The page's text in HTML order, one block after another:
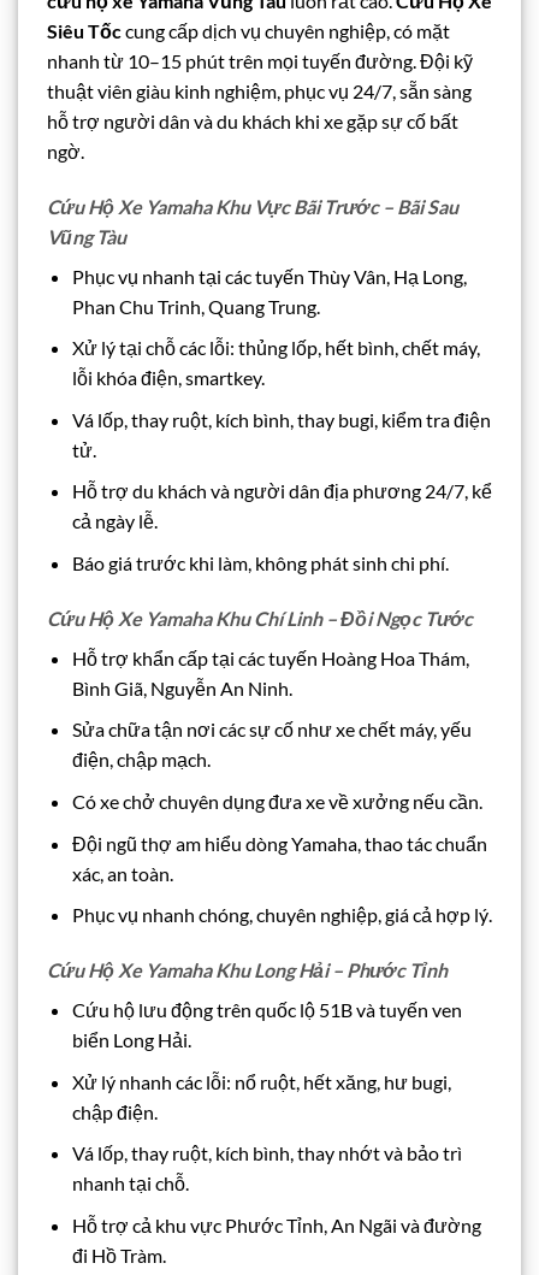
Siêu Tốccung cấp dịch vụ chuyên nghiệp, có mặt
nhanh từ 10–15 phút trên mọi tuyến đường. Đội kỹ
thuật viên giàu kinh nghiệm, phục vụ 24/7, sẵn sàng
hỗ trợ người dân và du khách khi xe gặp sự cố bất
ngờ.
Cứu Hộ Xe Yamaha Khu Vực Bãi Trước – Bãi Sau
Vũng Tàu
Phục vụ nhanh tại các tuyến Thùy Vân, Hạ Long,
Phan Chu Trinh, Quang Trung.
Xử lý tại chỗ các lỗi: thủng lốp, hết bình, chết máy,
lỗi khóa điện, smartkey.
Vá lốp, thay ruột, kích bình, thay bugi, kiểm tra điện
tử.
Hỗ trợ du khách và người dân địa phương 24/7, kể
cả ngày lễ.
Báo giá trước khi làm, không phát sinh chi phí.
Cứu Hộ Xe Yamaha Khu Chí Linh – Đồi Ngọc Tước
Hỗ trợ khẩn cấp tại các tuyến Hoàng Hoa Thám,
Bình Giã, Nguyễn An Ninh.
Sửa chữa tận nơi các sự cố như xe chết máy, yếu
điện, chập mạch.
Có xe chở chuyên dụng đưa xe về xưởng nếu cần.
Đội ngũ thợ am hiểu dòng Yamaha, thao tác chuẩn
xác, an toàn.
Phục vụ nhanh chóng, chuyên nghiệp, giá cả hợp lý.
Cứu Hộ Xe Yamaha Khu Long Hải – Phước Tỉnh
Cứu hộ lưu động trên quốc lộ 51B và tuyến ven
biển Long Hải.
Xử lý nhanh các lỗi: nổ ruột, hết xăng, hư bugi,
chập điện.
Vá lốp, thay ruột, kích bình, thay nhớt và bảo trì
nhanh tại chỗ.
Hỗ trợ cả khu vực Phước Tỉnh, An Ngãi và đường
đi Hồ Tràm.